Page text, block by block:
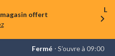
offert
La
Fermé ⋅ S’ouvre à 09:00